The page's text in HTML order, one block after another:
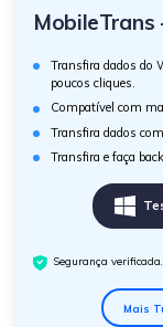
Transfira dados do
poucos cliques.
Compatível com
Transfira dados
Transfira e faça
Segurança verificada.
Mais